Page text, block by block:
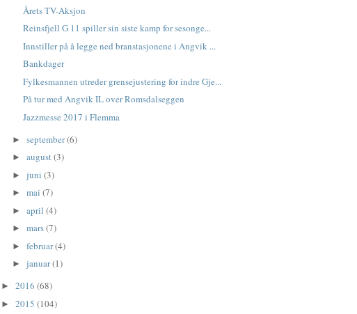
Årets TV-Aksjon
Reinsfjell G 11 spiller sin siste kamp for sesonge...
Innstiller på å legge ned branstasjonene i Angvik ...
Bankdager
Fylkesmannen utreder grensejustering for indre Gje...
På tur med Angvik IL over Romsdalseggen
Jazzmesse 2017 i Flemma
► september(6)
► august(3)
► juni (3)
► mai (7)
► april (4)
► mars(7)
► februar(4)
► januar(1)
► 2016 (68)
► 2015 (104)